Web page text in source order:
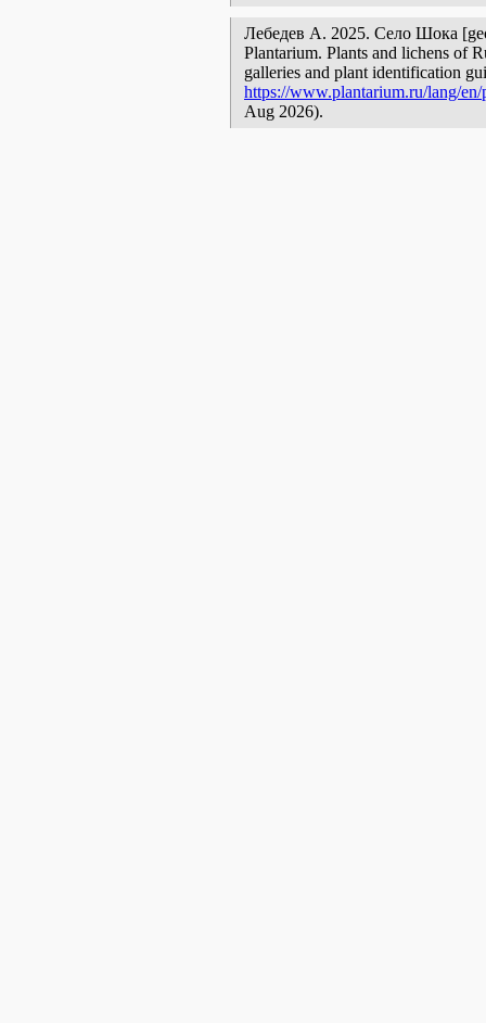
Лебедев А. 2025. Село Шока
Plantarium. Plants and lichens of
galleries and plant identification
https://www.plantarium.ru/lang/
Aug 2026).